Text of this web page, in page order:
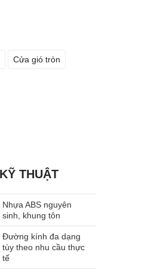
(996967386xxx)
Cửa gió tròn
THUẬT
Nhựa ABS nguyên
sinh, khung tôn
Đường kính đa dạng
tùy theo nhu cầu thực
tế